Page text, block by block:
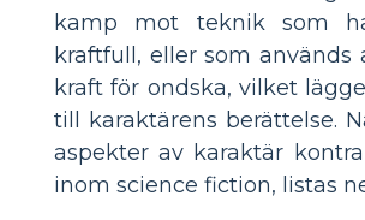
kamp mot teknik som
kraftfull, eller som används
kraft för ondska, vilket
till karaktärens berättelse.
aspekter av karaktär
inom science fiction, listas